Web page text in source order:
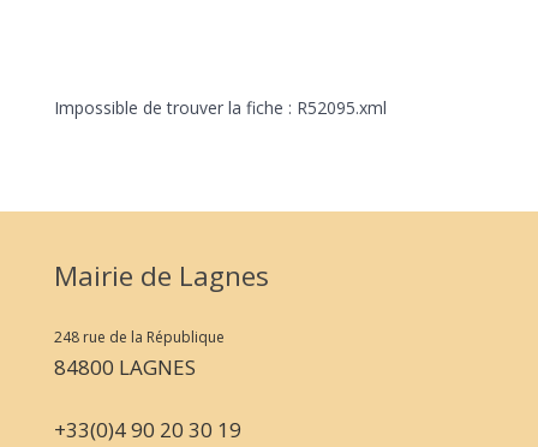
Impossible de trouver la fiche : R52095.xml
Mairie de Lagnes
248 rue de la République
84800 LAGNES
+33(0)4 90 20 30 19